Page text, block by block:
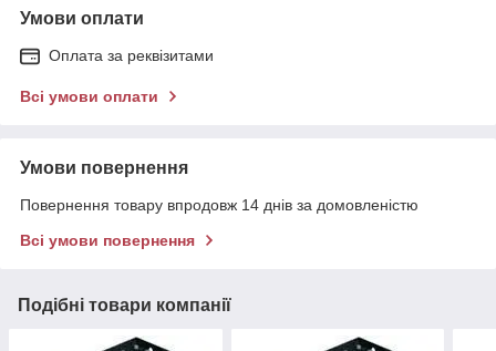
Умови оплати
Оплата за реквізитами
Всі умови оплати
Умови повернення
Повернення товару впродовж 14 днів за домовленістю
Всі умови повернення
Подібні товари компанії